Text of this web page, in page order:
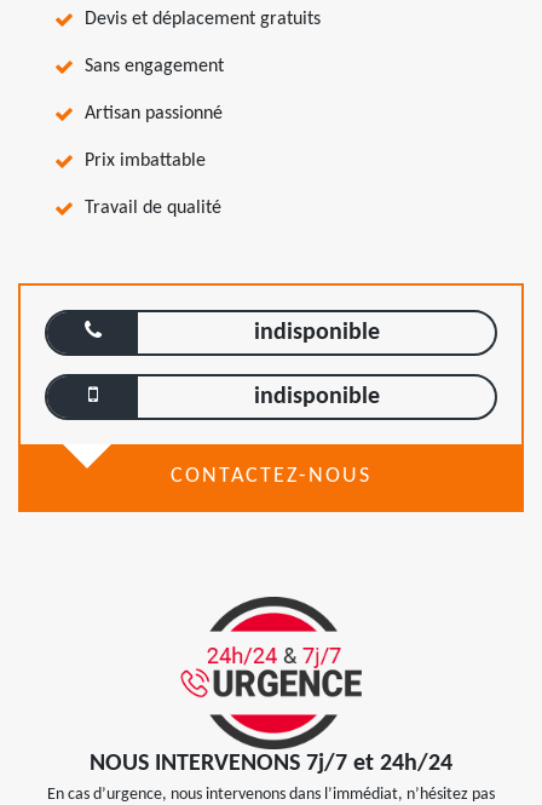
Devis et déplacement gratuits
Sans engagement
Artisan passionné
Prix imbattable
Travail de qualité
indisponible
indisponible
CONTACTEZ-NOUS
NOUS INTERVENONS 7j/7 et 24h/24
En cas d’urgence, nous intervenons dans l’immédiat, n’hésitez pas